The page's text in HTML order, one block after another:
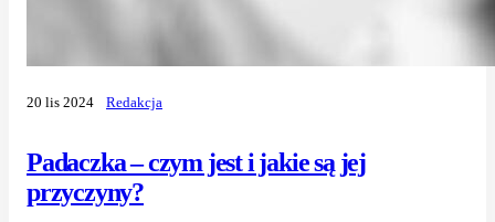
Padaczka – czym jest i jakie są jej
przyczyny?
20 lis 2024 Redakcja